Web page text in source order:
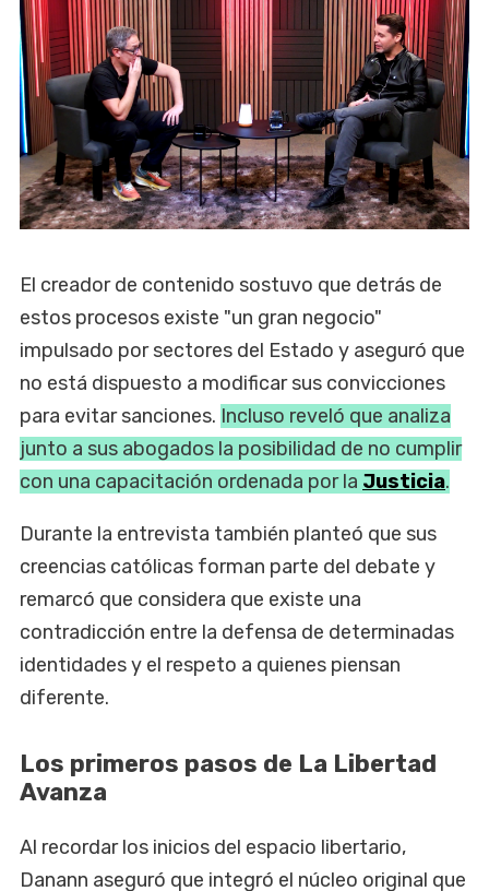
El creador de contenido sostuvo que detrás de
estos procesos existe "un gran negocio"
impulsado por sectores del Estado y aseguró que
no está dispuesto a modificar sus convicciones
para evitar sanciones. Incluso reveló que analiza
junto a sus abogados la posibilidad de no cumplir
con una capacitación ordenada por la Justicia.
Durante la entrevista también planteó que sus
creencias católicas forman parte del debate y
remarcó que considera que existe una
contradicción entre la defensa de determinadas
identidades y el respeto a quienes piensan
diferente.
Los primeros pasos de La Libertad
Avanza
Al recordar los inicios del espacio libertario,
Danann aseguró que integró el núcleo original que